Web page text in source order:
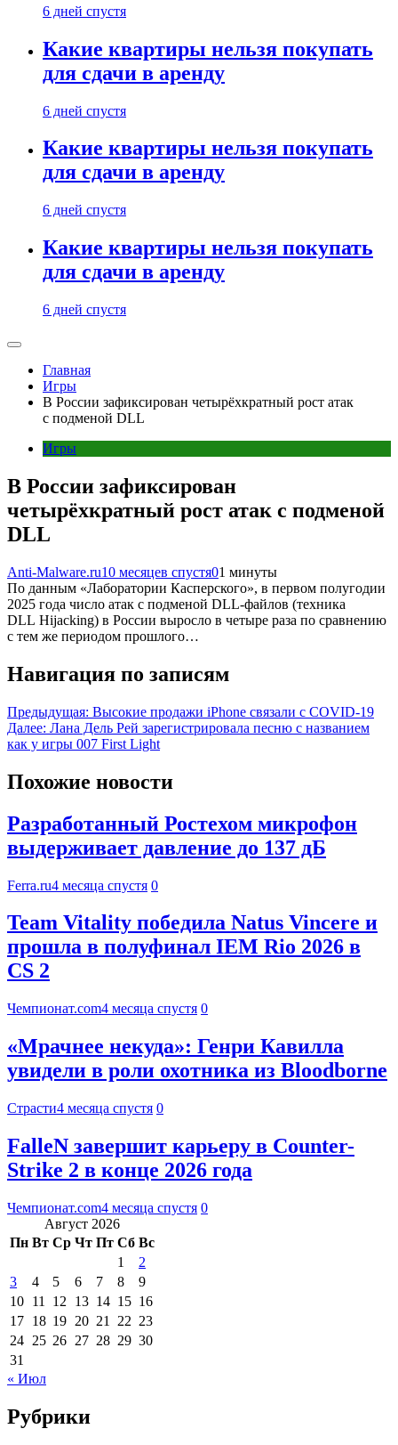
6 дней спустя
Какие квартиры нельзя покупать
для сдачи в аренду
6 дней спустя
Какие квартиры нельзя покупать
для сдачи в аренду
6 дней спустя
Какие квартиры нельзя покупать
для сдачи в аренду
6 дней спустя
Главная
Игры
В России зафиксирован четырёхкратный рост атак
с подменой DLL
Игры
В России зафиксирован
четырёхкратный рост атак с подменой
DLL
Anti-Malware.ru10 месяцев спустя01 минуты
По данным «Лаборатории Касперского», в первом полугодии
2025 года число атак с подменой DLL-файлов (техника
DLL Hijacking) в России выросло в четыре раза по сравнению
с тем же периодом прошлого…
Навигация по записям
Предыдущая: Высокие продажи iPhone связали с COVID-19
Далее: Лана Дель Рей зарегистрировала песню с названием
как у игры 007 First Light
Похожие новости
Разработанный Ростехом микрофон
выдерживает давление до 137 дБ
Ferra.ru4 месяца спустя 0
Team Vitality победила Natus Vincere и
прошла в полуфинал IEM Rio 2026 в
CS 2
Чемпионат.com4 месяца спустя 0
«Мрачнее некуда»: Генри Кавилла
увидели в роли охотника из Bloodborne
Страсти4 месяца спустя 0
FalleN завершит карьеру в Counter-
Strike 2 в конце 2026 года
Чемпионат.com4 месяца спустя 0
Август 2026
Пн Вт Ср Чт Пт Сб Вс
1
2
3
4 5 6 7 8
9
10 11 12 13 14 15 16
17 18 19 20 21 22 23
24 25 26 27 28 29 30
31
« Июл
Рубрики